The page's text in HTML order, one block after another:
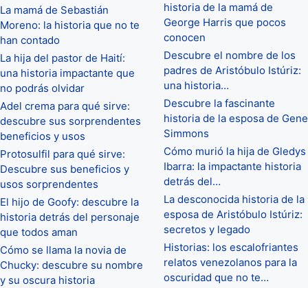
La mamá de Sebastián
Moreno: la historia que no te
han contado
La hija del pastor de Haití:
una historia impactante que
no podrás olvidar
Adel crema para qué sirve:
descubre sus sorprendentes
beneficios y usos
Protosulfil para qué sirve:
Descubre sus beneficios y
usos sorprendentes
El hijo de Goofy: descubre la
historia detrás del personaje
que todos aman
Cómo se llama la novia de
Chucky: descubre su nombre
y su oscura historia
historia de la mamá de
George Harris que pocos
conocen
Descubre el nombre de los
padres de Aristóbulo Istúriz:
una historia…
Descubre la fascinante
historia de la esposa de Gene
Simmons
Cómo murió la hija de Gledys
Ibarra: la impactante historia
detrás del…
La desconocida historia de la
esposa de Aristóbulo Istúriz:
secretos y legado
Historias: los escalofriantes
relatos venezolanos para la
oscuridad que no te…